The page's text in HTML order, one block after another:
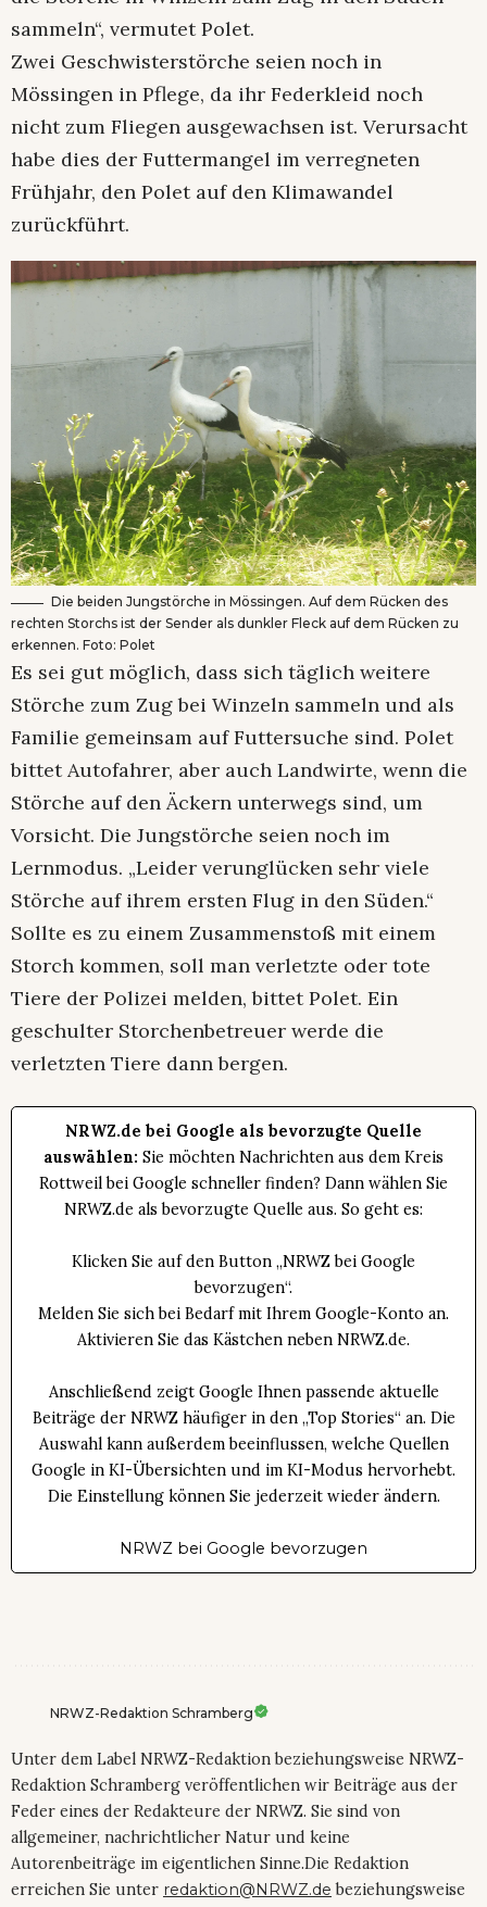
sammeln“, vermutet Polet.
Zwei Geschwisterstörche seien noch in
Mössingen in Pflege, da ihr Federkleid noch
nicht zum Fliegen ausgewachsen ist. Verursacht
habe dies der Futtermangel im verregneten
Frühjahr, den Polet auf den Klimawandel
zurückführt.
Die beiden Jungstörche in Mössingen. Auf dem Rücken des
rechten Storchs ist der Sender als dunkler Fleck auf dem Rücken zu
erkennen. Foto: Polet
Es sei gut möglich, dass sich täglich weitere
Störche zum Zug bei Winzeln sammeln und als
Familie gemeinsam auf Futtersuche sind. Polet
bittet Autofahrer, aber auch Landwirte, wenn die
Störche auf den Äckern unterwegs sind, um
Vorsicht. Die Jungstörche seien noch im
Lernmodus. „Leider verunglücken sehr viele
Störche auf ihrem ersten Flug in den Süden.“
Sollte es zu einem Zusammenstoß mit einem
Storch kommen, soll man verletzte oder tote
Tiere der Polizei melden, bittet Polet. Ein
geschulter Storchenbetreuer werde die
verletzten Tiere dann bergen.
NRWZ.de bei Google als bevorzugte Quelle
auswählen: Sie möchten Nachrichten aus dem Kreis
Rottweil bei Google schneller finden? Dann wählen Sie
NRWZ.de als bevorzugte Quelle aus. So geht es:
Klicken Sie auf den Button „NRWZ bei Google
bevorzugen“.
Melden Sie sich bei Bedarf mit Ihrem Google-Konto an.
Aktivieren Sie das Kästchen neben NRWZ.de.
Anschließend zeigt Google Ihnen passende aktuelle
Beiträge der NRWZ häufiger in den „Top Stories“ an. Die
Auswahl kann außerdem beeinflussen, welche Quellen
Google in KI-Übersichten und im KI-Modus hervorhebt.
Die Einstellung können Sie jederzeit wieder ändern.
NRWZ bei Google bevorzugen
NRWZ-Redaktion Schramberg
Unter dem Label NRWZ-Redaktion beziehungsweise NRWZ-
Redaktion Schramberg veröffentlichen wir Beiträge aus der
Feder eines der Redakteure der NRWZ. Sie sind von
allgemeiner, nachrichtlicher Natur und keine
Autorenbeiträge im eigentlichen Sinne.Die Redaktion
erreichen Sie unter redaktion@NRWZ.de beziehungsweise